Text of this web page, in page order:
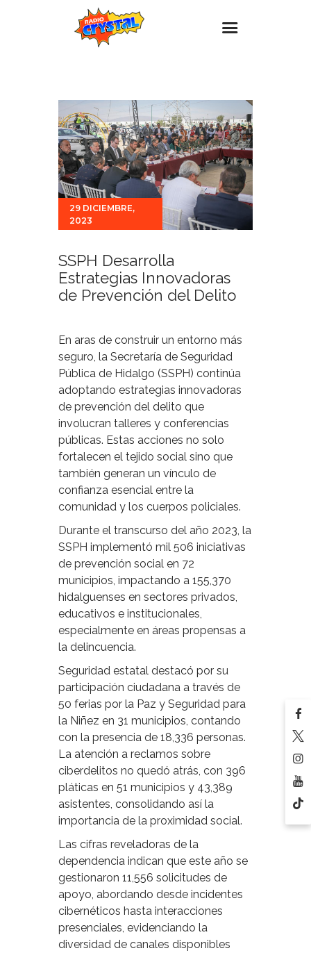
Estaciones
Eventos
Promociones
Noticias
Para ti
Contacto
29 DICIEMBRE,
2023
SSPH Desarrolla
Estrategias Innovadoras
de Prevención del Delito
En aras de construir un entorno más
seguro, la Secretaría de Seguridad
Pública de Hidalgo (SSPH) continúa
adoptando estrategias innovadoras
de prevención del delito que
involucran talleres y conferencias
públicas. Estas acciones no solo
fortalecen el tejido social sino que
también generan un vínculo de
confianza esencial entre la
comunidad y los cuerpos policiales.
Durante el transcurso del año 2023, la
SSPH implementó mil 506 iniciativas
de prevención social en 72
municipios, impactando a 155,370
hidalguenses en sectores privados,
educativos e institucionales,
especialmente en áreas propensas a
la delincuencia.
Seguridad estatal destacó por su
participación ciudadana a través de
50 ferias por la Paz y Seguridad para
la Niñez en 31 municipios, contando
con la presencia de 18,336 personas.
La atención a reclamos sobre
ciberdelitos no quedó atrás, con 396
pláticas en 51 municipios y 43,389
asistentes, consolidando así la
importancia de la proximidad social.
Las cifras reveladoras de la
dependencia indican que este año se
gestionaron 11,556 solicitudes de
apoyo, abordando desde incidentes
cibernéticos hasta interacciones
presenciales, evidenciando la
diversidad de canales disponibles